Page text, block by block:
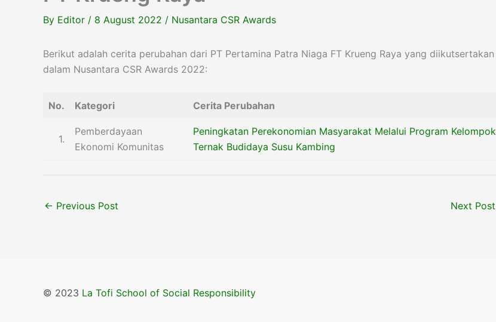
By Editor / 8 August 2022 / Nusantara CSR Awards
Berikut adalah cerita perubahan dari PT Pertamina Patra Niaga FT Krueng Raya yang diikutsertakan
dalam Nusantara CSR Awards 2022:
No. Kategori Cerita Perubahan
1.
Pemberdayaan
Ekonomi Komunitas
Peningkatan Perekonomian Masyarakat Melalui Program Kelompok
Ternak Budidaya Susu Kambing
← Previous Post Next Post
© 2023 La Tofi School of Social Responsibility